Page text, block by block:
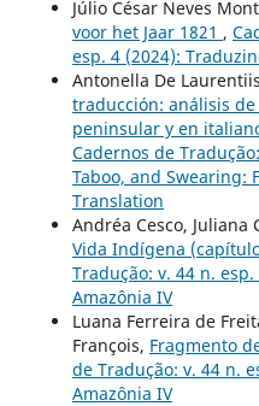
Júlio César Neves
voor het Jaar 1821 ,
esp. 4 (2024):
Antonella De
traducción: análisis
peninsular y en
Cadernos de
Taboo, and Swearing:
Translation
Andréa Cesco,
Vida Indígena
Tradução: v. 44 n.
Amazônia IV
Luana Ferreira de
François, Fragmento
de Tradução: v. 44 n.
Amazônia IV